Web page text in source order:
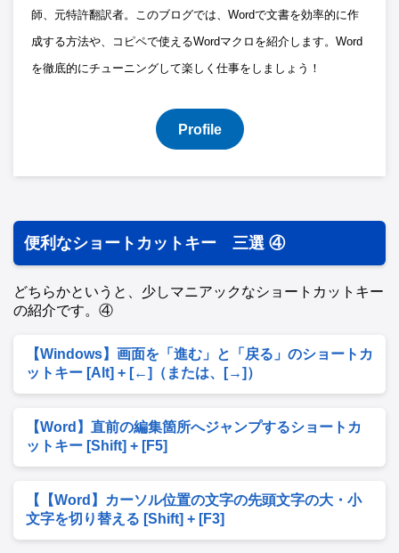
師、元特許翻訳者。このブログでは、Wordで文書を効率的に作
成する方法や、コピペで使えるWordマクロを紹介します。Word
を徹底的にチューニングして楽しく仕事をしましょう！
Profile
便利なショートカットキー 三選 ④
どちらかというと、少しマニアックなショートカットキー
の紹介です。④
【Windows】画面を「進む」と「戻る」のショートカ
ットキー [Alt] + [←]（または、[→]）
【Word】直前の編集箇所へジャンプするショートカ
ットキー [Shift] + [F5]
【【Word】カーソル位置の文字の先頭文字の大・小
文字を切り替える [Shift] + [F3]